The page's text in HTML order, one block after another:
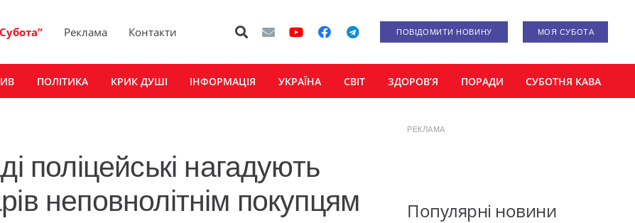
Реклама Контакти ПОВІДОМИТИ НОВИНУ МОЯ СУБОТА
ПОЛІТИКА КРИК ДУШІ ІНФОРМАЦІЯ УКРАЇНА СВІТ ЗДОРОВ’Я ПОРАДИ СУБОТНЯ КАВА
поліцейські нагадують
неповнолітнім покупцям
РЕКЛАМА
Популярні новини